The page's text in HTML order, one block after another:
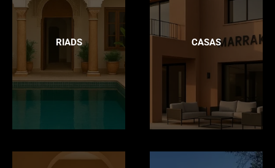
RIADS CASAS